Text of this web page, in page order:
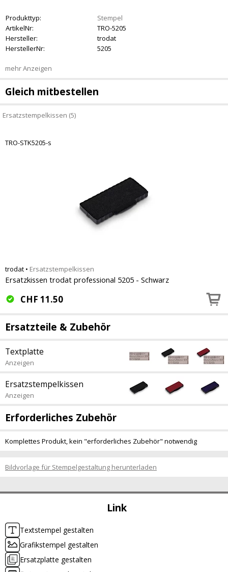
Link
Textstempel gestalten
Grafikstempel gestalten
Ersatzplatte gestalten
Produkttyp:
Stempel
ArtikelNr:
TRO-5205
Hersteller:
trodat
HerstellerNr:
5205
mehr Anzeigen
Gleich mitbestellen
Ersatzstempelkissen (5)
TRO-STK5205-s
trodat • Ersatzstempelkissen
Ersatzkissen trodat professional 5205 - Schwarz
CHF 11.50
Ersatzteile & Zubehör
Textplatte
Anzeigen
Ersatzstempelkissen
Anzeigen
Erforderliches Zubehör
Komplettes Produkt, kein "erforderliches Zubehör" notwendig
Bildvorlage für Stempelgestaltung herunterladen